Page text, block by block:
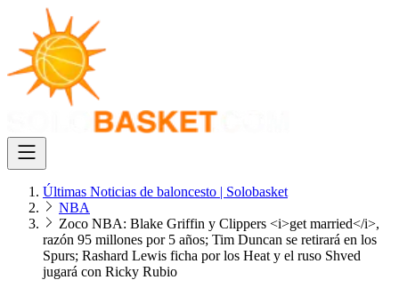
Últimas Noticias de baloncesto | Solobasket
NBA
Zoco NBA: Blake Griffin y Clippers <i>get married</i>,
razón 95 millones por 5 años; Tim Duncan se retirará en los
Spurs; Rashard Lewis ficha por los Heat y el ruso Shved
jugará con Ricky Rubio